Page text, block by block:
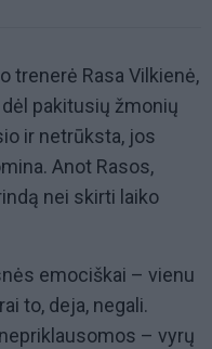
trenerė Rasa Vilkienė,
pakitusių žmonių
ir netrūksta, jos
Anot Rasos,
nei skirti laiko
emociškai – vienu
to, deja, negali.
– vyrų